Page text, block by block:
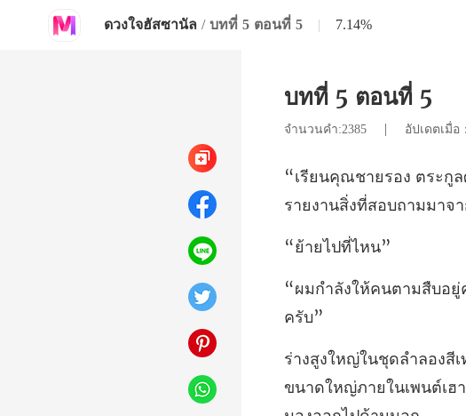
ดวงใจฮัสซานัล / บทที่ 5 ตอนที่ 5 | 7.14%
บทที่ 5 ตอนที่ 5
จำนวนคำ:2385 | อัปเดตเมื่อ
รายงานสิ่งที่สอบ
ยไปที
ขนาดใหญ่ภายในเพนต์เฮ